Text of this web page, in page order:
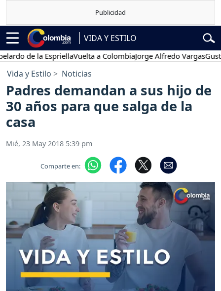
VIDA Y ESTILO
la EspriellaVuelta a ColombiaJorge Alfredo VargasGustavo
Vida y Estilo Noticias
Padres demandan a sus hijo de
30 años para que salga de la
casa
Mié, 23 May 2018 5:39 pm
Comparte en: